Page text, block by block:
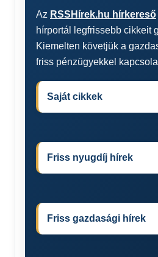
Az RSSHírek.hu hírkereső
hírportál legfrissebb cikkeit
Kiemelten követjük a
friss pénzügyekkel
Saját cikkek
Friss nyugdíj hírek
Friss gazdasági hírek